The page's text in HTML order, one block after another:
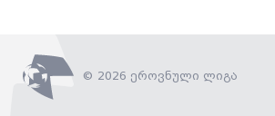
© 2026 ეროვნული ლიგა